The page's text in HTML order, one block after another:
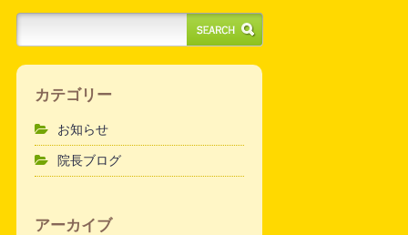
カテゴリー
お知らせ
院長ブログ
アーカイブ